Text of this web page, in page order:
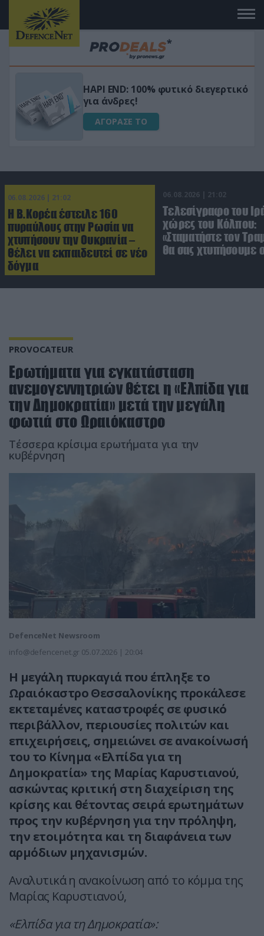
Μεταμόρφωσε τον κήπο σου με το
Ultra Box Μίνι Αλυσοπρίονο με
μπαταρία λιθίου
ΑΓΟΡΑΣΕ ΤΟ
06.08.2026 | 21:02
Η Β.Κορέα έστειλε 160
πυραύλους στην Ρωσία να
χτυπήσουν την Ουκρανία –
Θέλει να εκπαιδευτεί σε νέο
δόγμα
06.08.2026 | 21:02
Τελεσίγραφο του
χώρες του Κόλπου:
«Σταματήστε τον
θα σας χτυπήσουμε
PROVOCATEUR
Ερωτήματα για εγκατάσταση
ανεμογεννητριών θέτει η «Ελπίδα για
την Δημοκρατία» μετά την μεγάλη
φωτιά στο Ωραιόκαστρο
Τέσσερα κρίσιμα ερωτήματα για την
κυβέρνηση
DefenceNet Newsroom
info@defencenet.gr 05.07.2026 | 20:04
Η μεγάλη πυρκαγιά που έπληξε το
Ωραιόκαστρο Θεσσαλονίκης προκάλεσε
εκτεταμένες καταστροφές σε φυσικό
περιβάλλον, περιουσίες πολιτών και
επιχειρήσεις, σημειώνει σε ανακοίνωσή
του το Κίνημα «Ελπίδα για τη
Δημοκρατία» της Μαρίας Καρυστιανού,
ασκώντας κριτική στη διαχείριση της
κρίσης και θέτοντας σειρά ερωτημάτων
προς την κυβέρνηση για την πρόληψη,
την ετοιμότητα και τη διαφάνεια των
αρμόδιων μηχανισμών.
Αναλυτικά η ανακοίνωση από το κόμμα της
Μαρίας Καρυστιανού,
«Ελπίδα για τη Δημοκρατία»: